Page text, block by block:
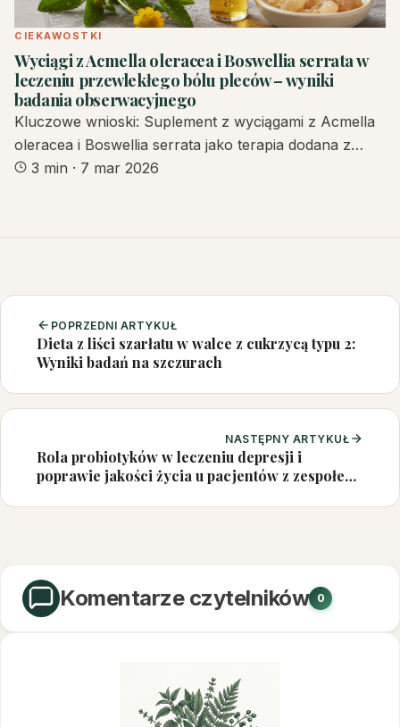
CIEKAWOSTKI
Wyciągi z Acmella oleracea i Boswellia serrata w
leczeniu przewlekłego bólu pleców – wyniki
badania obserwacyjnego
Kluczowe wnioski: Suplement z wyciągami z Acmella
oleracea i Boswellia serrata jako terapia dodana z…
3 min · 7 mar 2026
POPRZEDNI ARTYKUŁ
Dieta z liści szarłatu w walce z cukrzycą typu 2:
Wyniki badań na szczurach
NASTĘPNY ARTYKUŁ
Rola probiotyków w leczeniu depresji i
poprawie jakości życia u pacjentów z zespołem
Komentarze czytelników 0